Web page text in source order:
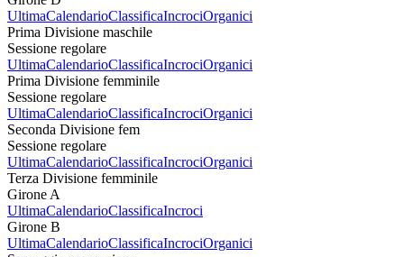
UltimaCalendarioClassificaIncrociOrganici
Prima Divisione maschile
Sessione regolare
UltimaCalendarioClassificaIncrociOrganici
Prima Divisione femminile
Sessione regolare
UltimaCalendarioClassificaIncrociOrganici
Seconda Divisione fem
Sessione regolare
UltimaCalendarioClassificaIncrociOrganici
Terza Divisione femminile
Girone A
UltimaCalendarioClassificaIncroci
Girone B
UltimaCalendarioClassificaIncrociOrganici